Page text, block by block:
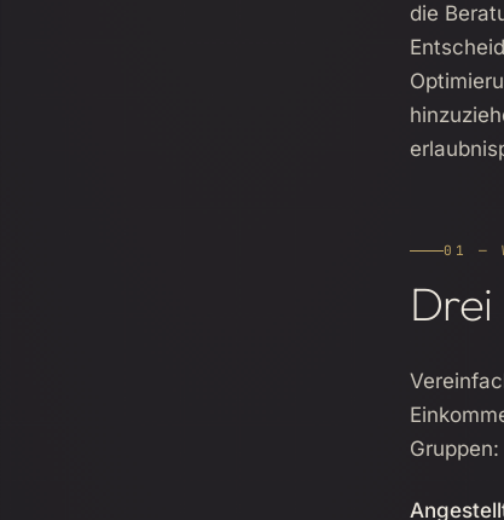
die
01 —
Drei
Gruppen: